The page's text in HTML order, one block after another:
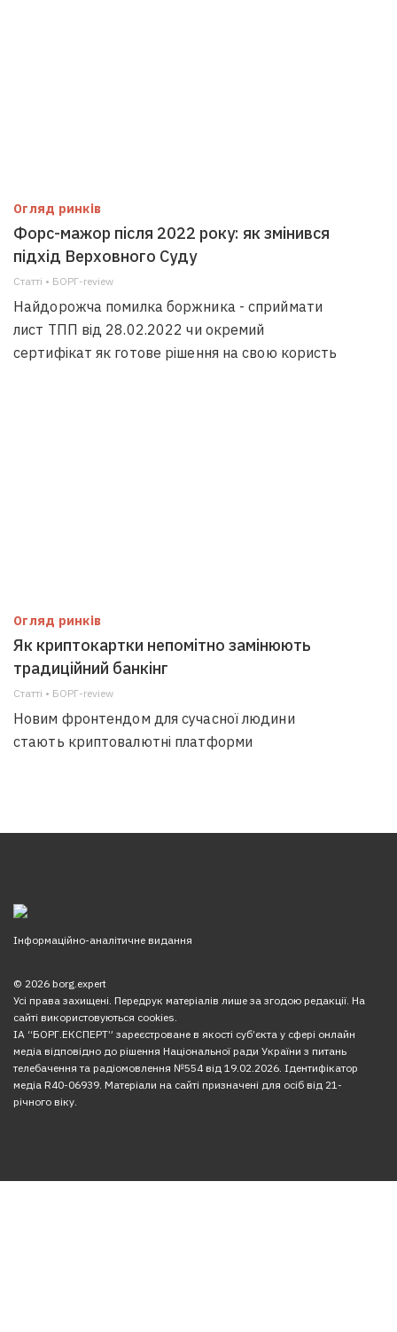
Огляд ринків
Форс-мажор після 2022 року: як змінився
підхід Верховного Суду
Статті • БОРГ-review
Найдорожча помилка боржника - сприймати
лист ТПП від 28.02.2022 чи окремий
сертифікат як готове рішення на свою користь
Огляд ринків
Як криптокартки непомітно замінюють
традиційний банкінг
Статті • БОРГ-review
Новим фронтендом для сучасної людини
стають криптовалютні платформи
Інформаційно-аналітичне видання
© 2026 borg.expert
Усі права захищені. Передрук матеріалів лише за згодою редакції. На
сайті використовуються cookies.
ІА “БОРГ.ЕКСПЕРТ” зареєстроване в якості суб’єкта у сфері онлайн
медіа відповідно до рішення Національної ради України з питань
телебачення та радіомовлення №554 від 19.02.2026. Ідентифікатор
медіа R40-06939. Матеріали на сайті призначені для осіб від 21-
річного віку.